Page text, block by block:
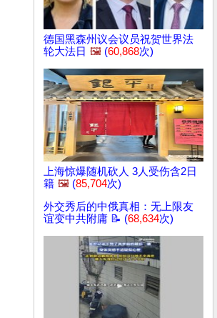
德国黑森州议会议员祝贺世界法
轮大法日 🖼️ (60,868次)
上海惊爆随机砍人 3人受伤含2日
籍 🖼️ (85,704次)
外交秀后的中俄真相：无上限友
谊变中共附庸 📝 (68,634次)